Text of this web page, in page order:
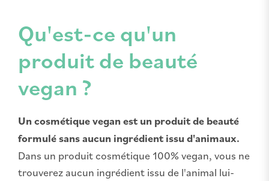
Qu'est-ce qu'un
produit de beauté
vegan ?
Un cosmétique vegan est un produit de beauté
formulé sans aucun ingrédient issu d'animaux.
Dans un produit cosmétique 100% vegan, vous ne
trouverez aucun ingrédient issu de l'animal lui-